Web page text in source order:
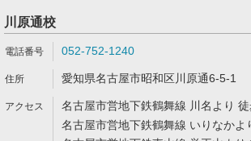
川原通校
052-752-1240
愛知県名古屋市昭和区川原通6-5-1
名古屋市営地下鉄鶴舞線 川名より
名古屋市営地下鉄鶴舞線 いりなかよ